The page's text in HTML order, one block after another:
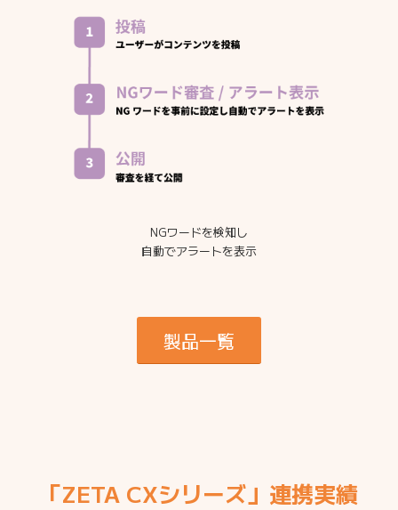
NGワードを検知し
自動でアラートを表示
製品一覧
「ZETA CXシリーズ」連携実績